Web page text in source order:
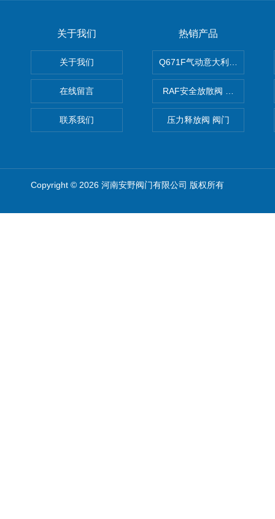
关于我们
关于我们
在线留言
联系我们
热销产品
Q671F气动意大利式薄型球阀
RAF安全放散阀 阀生产
压力释放阀 阀门
Copyright © 2026 河南安野阀门有限公司 版权所有